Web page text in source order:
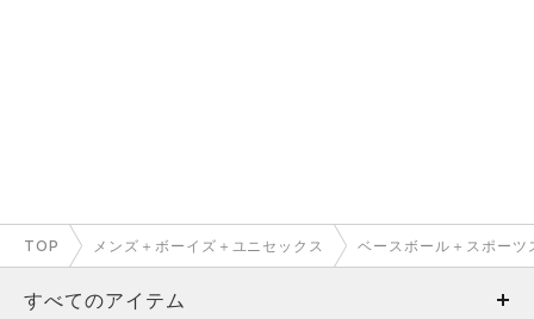
TOP メンズ＋ボーイズ＋ユニセックス ベースボール＋スポー
すべてのアイテム